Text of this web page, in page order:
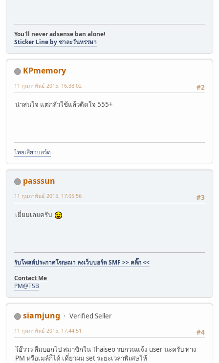
You'll never adsense ban alone!
Sticker Line by ชาละวันหรรษา
KPmemory
#2
11 กุมภาพันธ์ 2015, 16:38:02
น่าสนใจ แต่กลัวใช้แล้วติดใจ 555+
ไทยเสียวบอร์ด
passsun
#3
11 กุมภาพันธ์ 2015, 17:05:56
เยี่ยมเลยครับ
รับโพสต์ประกาศโฆษณา ลงเว็บบอร์ด SMF >> คลิ๊ก <<
Contact Me
PM@TSB
siamjung
Verified Seller
#4
11 กุมภาพันธ์ 2015, 17:44:51
โอ๊ววว ลืมบอกไป สมาชิกใน Thaiseo รบกวนแจ้ง user นะครับ ทาง
PM หรือเมล์ก็ได้ เดี๋ยวผม set ระยะเวลาพิเศษให้